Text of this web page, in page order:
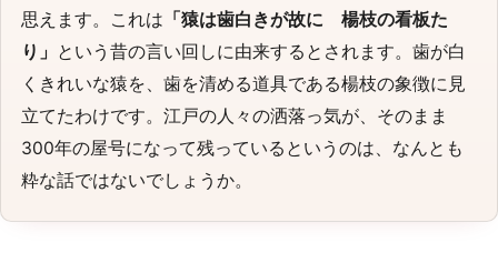
思えます。これは 「猿は歯白きが故に 楊枝の看板た
り」 という昔の言い回しに由来するとされます。歯が白
くきれいな猿を、歯を清める道具である楊枝の象徴に見
立てたわけです。江戸の人々の洒落っ気が、そのまま
300年の屋号になって残っているというのは、なんとも
粋な話ではないでしょうか。